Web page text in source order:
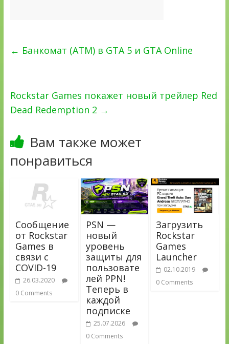
← Банкомат (ATM) в GTA 5 и GTA Online
Rockstar Games покажет новый трейлер Red
Dead Redemption 2 →
Вам также может
понравиться
Сообщение
от Rockstar
Games в
связи с
COVID-19
26.03.2020
0 Comments
PSN —
новый
уровень
защиты для
пользовате
лей PPN!
Теперь в
каждой
подписке
25.07.2026
0 Comments
Загрузить
Rockstar
Games
Launcher
02.10.2019
0 Comments